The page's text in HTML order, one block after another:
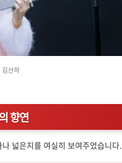
김산하
향연
넓은지를 여실히 보여주었습니다.